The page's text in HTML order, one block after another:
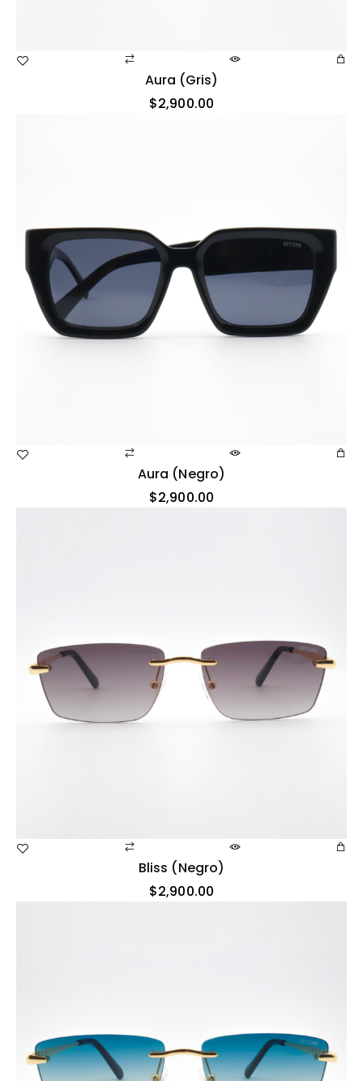
Aura (gris)
$2,900.00
Aura (negro)
$2,900.00
Bliss (negro)
$2,900.00